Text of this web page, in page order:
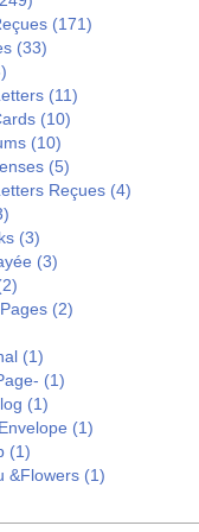
(171)
(33)
(11)
(10)
(10)
(5)
Reçues (4)
(3)
(3)
(2)
(1)
(1)
(1)
(1)
(1)
&flowers (1)